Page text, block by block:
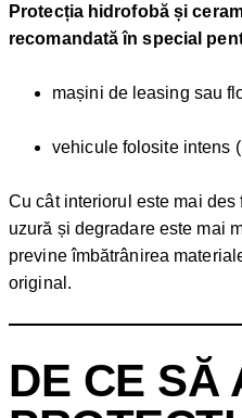
Protecția hidrofobă și
recomandată în special
mașini de leasing sau
vehicule folosite intens
Cu cât interiorul este mai
uzură și degradare este mai
previne îmbătrânirea
original.
DE CE SĂ